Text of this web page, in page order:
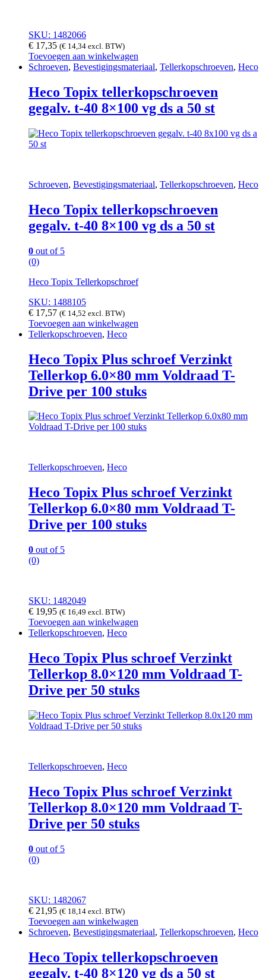
SKU: 1482066
€ 17,35 (€ 14,34 excl. BTW)
Toevoegen aan winkelwagen
Schroeven, Bevestigingsmateriaal, Tellerkopschroeven, Heco
Heco Topix tellerkopschroeven
gegalv. t-40 8×100 vg ds a 50 st
Schroeven, Bevestigingsmateriaal, Tellerkopschroeven, Heco
Heco Topix tellerkopschroeven
gegalv. t-40 8×100 vg ds a 50 st
0 out of 5
(0)
Heco Topix Tellerkopschroef
SKU: 1488105
€ 17,57 (€ 14,52 excl. BTW)
Toevoegen aan winkelwagen
Tellerkopschroeven, Heco
Heco Topix Plus schroef Verzinkt
Tellerkop 6.0×80 mm Voldraad T-
Drive per 100 stuks
Tellerkopschroeven, Heco
Heco Topix Plus schroef Verzinkt
Tellerkop 6.0×80 mm Voldraad T-
Drive per 100 stuks
0 out of 5
(0)
SKU: 1482049
€ 19,95 (€ 16,49 excl. BTW)
Toevoegen aan winkelwagen
Tellerkopschroeven, Heco
Heco Topix Plus schroef Verzinkt
Tellerkop 8.0×120 mm Voldraad T-
Drive per 50 stuks
Tellerkopschroeven, Heco
Heco Topix Plus schroef Verzinkt
Tellerkop 8.0×120 mm Voldraad T-
Drive per 50 stuks
0 out of 5
(0)
SKU: 1482067
€ 21,95 (€ 18,14 excl. BTW)
Toevoegen aan winkelwagen
Schroeven, Bevestigingsmateriaal, Tellerkopschroeven, Heco
Heco Topix tellerkopschroeven
gegalv. t-40 8×120 vg ds a 50 st